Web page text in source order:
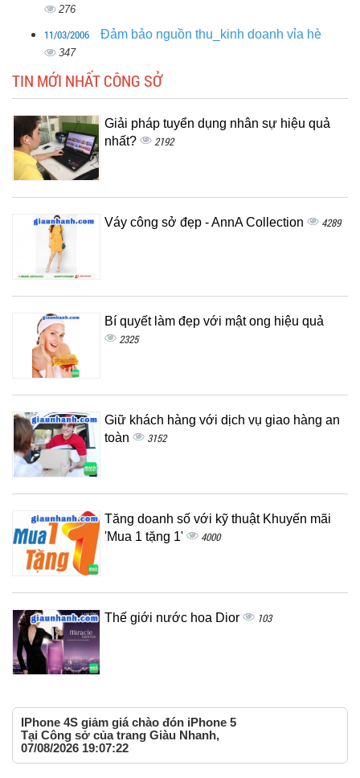
276
11/03/2006 Đảm bảo nguồn thu_kinh doanh vỉa hè
347
TIN MỚI NHẤT CÔNG SỞ
Giải pháp tuyển dụng nhân sự hiệu quả
nhất?
2192
Váy công sở đẹp - AnnA Collection 4289
Bí quyết làm đẹp với mật ong hiệu quả
2325
Giữ khách hàng với dịch vụ giao hàng an
toàn
3152
Tăng doanh số với kỹ thuật Khuyến mãi
'Mua 1 tặng 1'
4000
Thế giới nước hoa Dior 103
IPhone 4S giảm giá chào đón iPhone 5
Tại Công sở của trang Giàu Nhanh,
07/08/2026 19:07:22